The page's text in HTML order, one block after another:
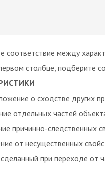
соответствие между
столбце, подберите
о сходстве других
отдельных частей
причинно-следственных
от несущественных
при переходе от